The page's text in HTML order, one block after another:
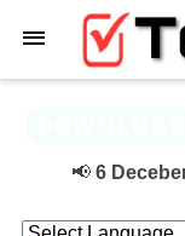
6 Deceberके